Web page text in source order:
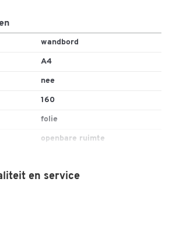
wandbord
A4
nee
160
folie
openbare ruimte
ja
en service
om in te zoomen